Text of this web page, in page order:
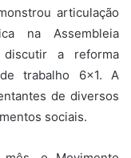
articulação
na Assembleia
discutir a reforma
trabalho 6x1. A
de diversos
sociais.